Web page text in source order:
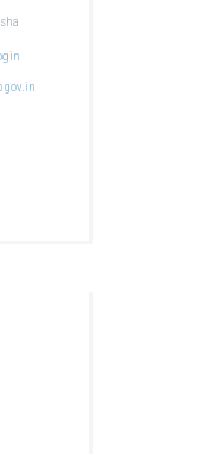
gov.in